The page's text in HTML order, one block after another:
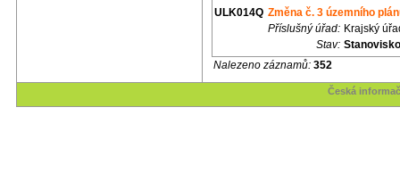
ULK014Q Změna č. 3 územního
Příslušný úřad: Krajský
Stav:
Nalezeno záznamů: 352
Česká